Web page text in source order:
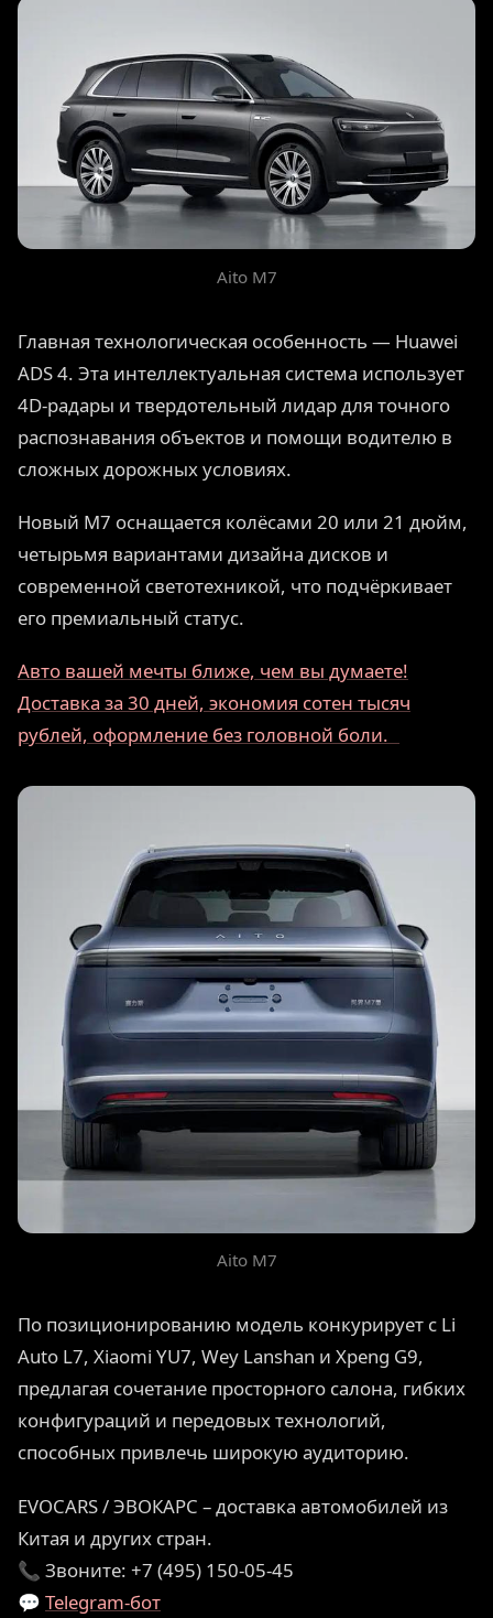
Aito M7
Главная технологическая особенность — Huawei
ADS 4. Эта интеллектуальная система использует
4D-радары и твердотельный лидар для точного
распознавания объектов и помощи водителю в
сложных дорожных условиях.
Новый M7 оснащается колёсами 20 или 21 дюйм,
четырьмя вариантами дизайна дисков и
современной светотехникой, что подчёркивает
его премиальный статус.
Авто вашей мечты ближе, чем вы думаете!
Доставка за 30 дней, экономия сотен тысяч
рублей, оформление без головной боли.
Aito M7
По позиционированию модель конкурирует с Li
Auto L7, Xiaomi YU7, Wey Lanshan и Xpeng G9,
предлагая сочетание просторного салона, гибких
конфигураций и передовых технологий,
способных привлечь широкую аудиторию.
EVOCARS / ЭВОКАРС – доставка автомобилей из
Китая и других стран.
📞 Звоните: +7 (495) 150-05-45
💬 Telegram-бот